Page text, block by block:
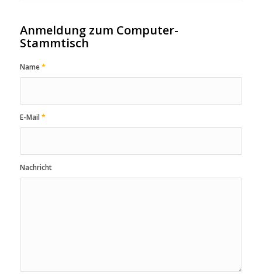
Anmeldung zum Computer-
Stammtisch
Name*
E-Mail *
Nachricht